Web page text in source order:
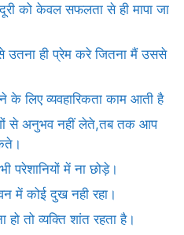
को केवल सफलता से ही मापा जा
उतना ही प्रेम करे जितना मैं उससे
के लिए व्यवहारिकता काम आती है
से अनुभव नहीं लेते,तब तक आप
में ना छोड़े।
में कोई दुख नही रहा।
तो व्यक्ति शांत रहता है।